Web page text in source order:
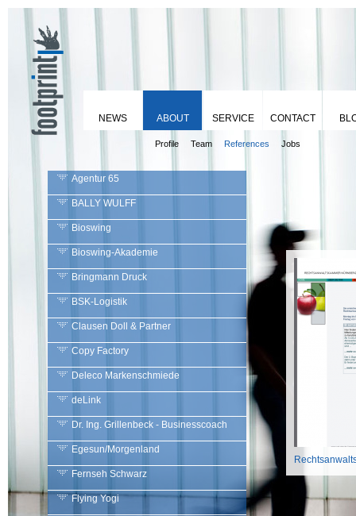
NEWS ABOUT
Profile Team References Jobs
SERVICE CONTACT
Agentur 65
BALLY WULFF
Bioswing
Bioswing-Akademie
Bringmann Druck
BSK-Logistik
Clausen Doll & Partner
Copy Factory
Deleco Markenschmiede
deLink
Dr. Ing. Grillenbeck - Businesscoach
Egesun/Morgenland
Fernseh Schwarz
Flying Yogi